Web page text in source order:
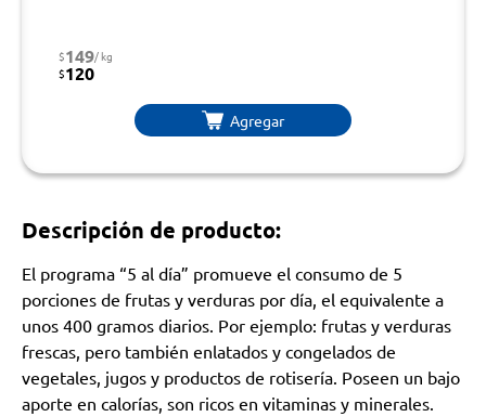
$149/ kg
$120
Agregar
Descripción de producto:
El programa “5 al día” promueve el consumo de 5
porciones de frutas y verduras por día, el equivalente a
unos 400 gramos diarios. Por ejemplo: frutas y verduras
frescas, pero también enlatados y congelados de
vegetales, jugos y productos de rotisería. Poseen un bajo
aporte en calorías, son ricos en vitaminas y minerales.